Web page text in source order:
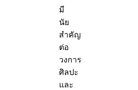
มี
นัย
สำคัญ
ต่อ
วงการ
ศิลปะ
และ